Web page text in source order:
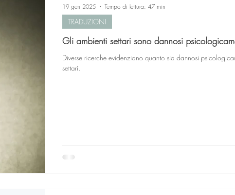
Gli ambienti settari sono dannosi
Diverse ricerche evidenziano quanto sia dannosi
settari.
TRADUZIONI
19 gen 2025 Tempo di lettura: 47 min